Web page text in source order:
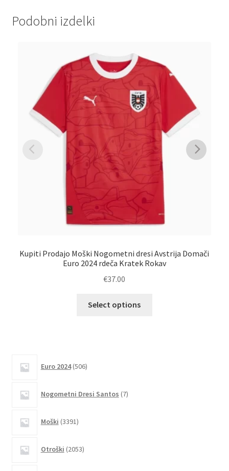
Podobni izdelki
Kupiti Prodajo Moški Nogometni dresi Avstrija Domači
Euro 2024 rdeča Kratek Rokav
€37.00
Select options
Euro 2024 506izdelkov
Nogometni Dresi Santos 7izdelkov
Moški 3391izdelkov
Otroški 2053izdelkov